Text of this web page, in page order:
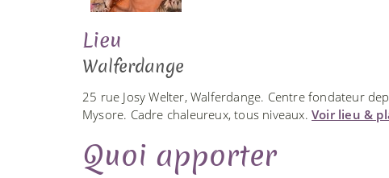
Lieu
Walferdange
25 rue Josy Welter, Walferdange. Centre fondateur
Mysore. Cadre chaleureux, tous niveaux. Voir lieu &
Quoi apporter